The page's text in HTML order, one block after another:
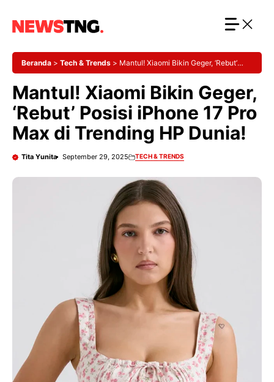
Beranda > Tech & Trends > Mantul! Xiaomi Bikin Geger, ‘Rebut’
Mantul! Xiaomi Bikin Geger,
‘Rebut’ Posisi iPhone 17 Pro
Max di Trending HP Dunia!
Tita Yunita September 29, 2025 TECH & TRENDS